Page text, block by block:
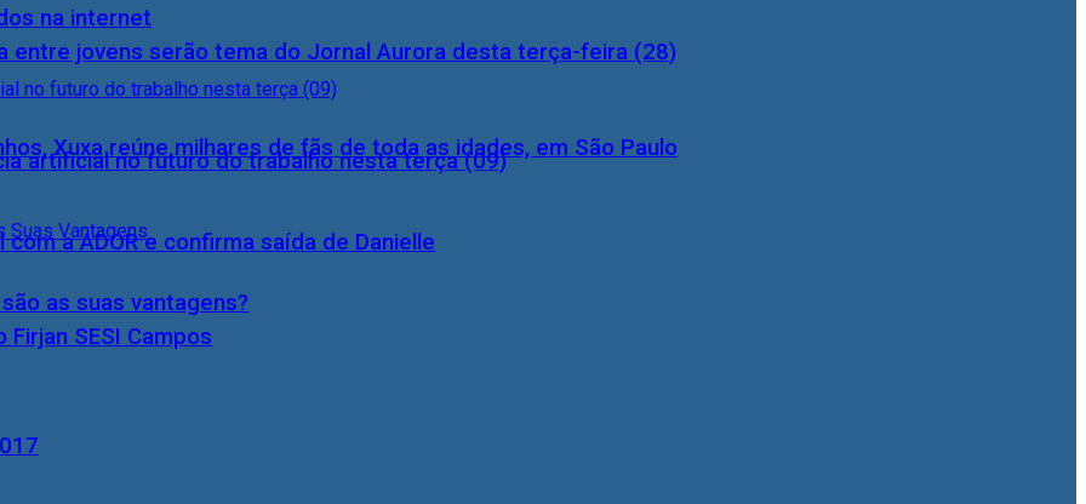
na internet
artificial no futuro do trabalho nesta terça (09)
as suas vantagens?
entre jovens serão tema do Jornal Aurora desta terça-feira (28)
Xuxa reúne milhares de fãs de toda as idades, em São Paulo
a ADOR e confirma saída de Danielle
SESI Campos